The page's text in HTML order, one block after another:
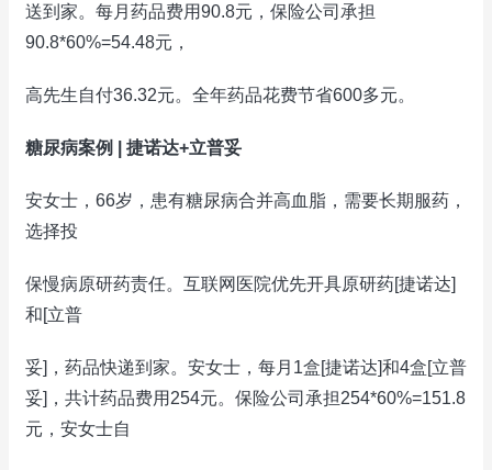
送到家。每月药品费用90.8元，保险公司承担
90.8*60%=54.48元，
高先生自付36.32元。全年药品花费节省600多元。
糖尿病案例 | 捷诺达+立普妥
安女士，66岁，患有糖尿病合并高血脂，需要长期服药，
选择投
保慢病原研药责任。互联网医院优先开具原研药[捷诺达]
和[立普
妥]，药品快递到家。安女士，每月1盒[捷诺达]和4盒[立普
妥]，共计药品费用254元。保险公司承担254*60%=151.8
元，安女士自